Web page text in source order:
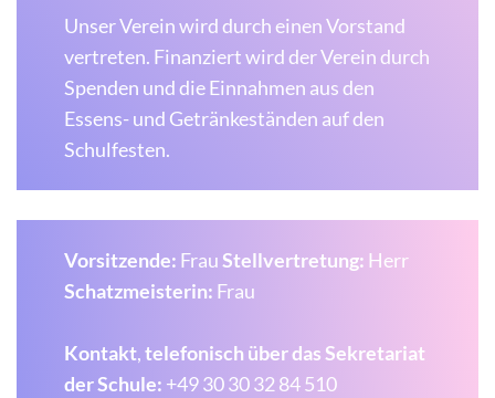
Unser Verein wird durch einen Vorstand
vertreten. Finanziert wird der Verein durch
Spenden und die Einnahmen aus den
Essens- und Getränkeständen auf den
Schulfesten.
Vorsitzende: FrauStellvertretung: Herr
Schatzmeisterin: Frau
Kontakt,telefonisch über das Sekretariat
der Schule: +49 30 30 32 84 510